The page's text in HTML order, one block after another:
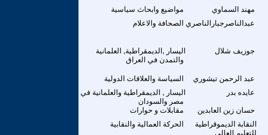
مواضيع وابحاث سياسية
مهند السماوي
الصحافة والاعلام عبدالناصرجبارالناصري
اليسار ,الديمقراطية, العلمانية
والتمدن في العراق
جوزيف شلال
السياسة والعلاقات الدولية عبد الرحمن تيشوري
اليسار , الديمقراطية والعلمانية في
مصر والسودان
عايده بدر
مقابلات و حوارات حسان زين العابدين
الحركة العمالية والنقابية
النقابة الديموقراطية
للتعليم العالي